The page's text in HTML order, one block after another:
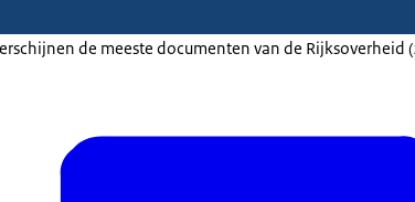
de meeste documenten van de Rijksoverheid